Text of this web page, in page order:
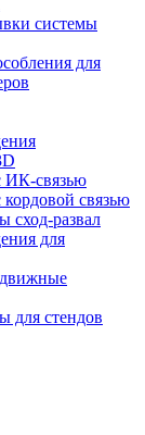
системы
для
ИК-связью
связью
сход-развал
для
для стендов